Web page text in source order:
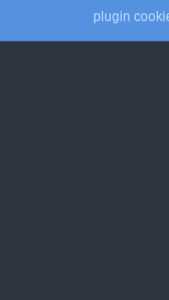
plugin